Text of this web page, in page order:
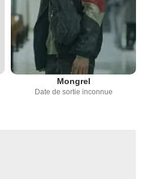
Mongrel
Date de sortie inconnue